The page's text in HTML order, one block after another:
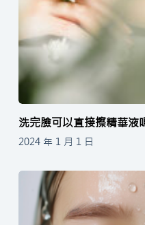
洗完臉可以直接擦精華液
2024 年 1 月 1 日